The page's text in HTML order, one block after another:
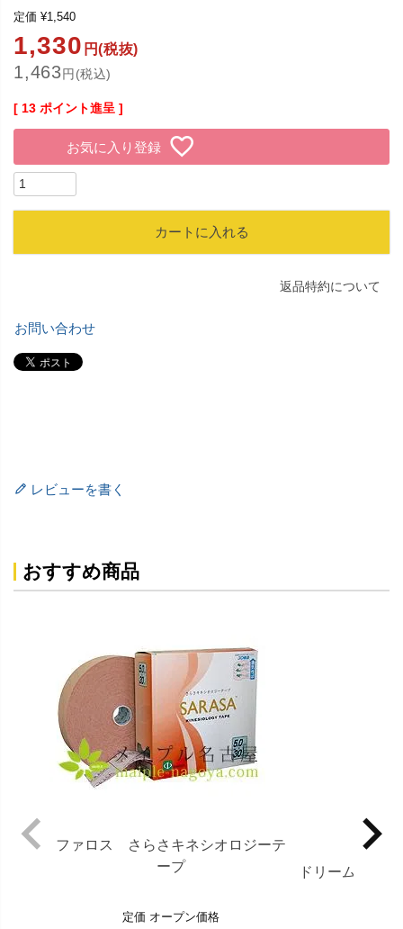
定価 ¥1,540
1,330 円(税抜)
1,463円(税込)
[ 13 ポイント進呈 ]
お気に入り登録
カートに入れる
返品特約について
お問い合わせ
レビューを書く
おすすめ商品
ファロス さらさキネシオロジーテ
ープ
定価 オープン価格
ドリームワイ